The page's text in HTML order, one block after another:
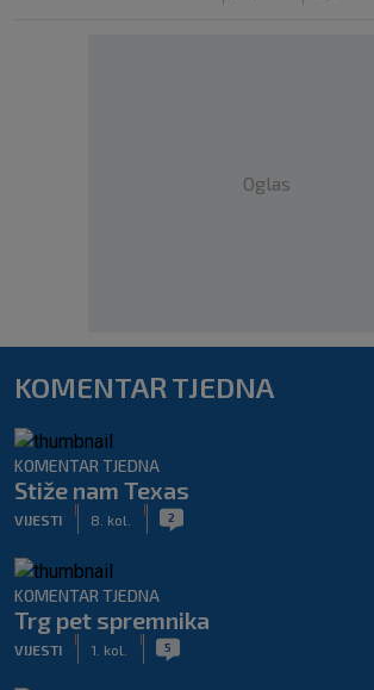
Oglas
KOMENTAR TJEDNA
KOMENTAR TJEDNA
Stiže nam Texas
VIJESTI 8. kol. 2
KOMENTAR TJEDNA
Trg pet spremnika
VIJESTI 1. kol. 5